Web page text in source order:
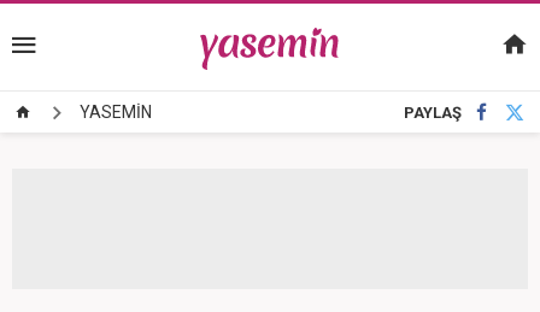
YASEMİN PAYLAŞ